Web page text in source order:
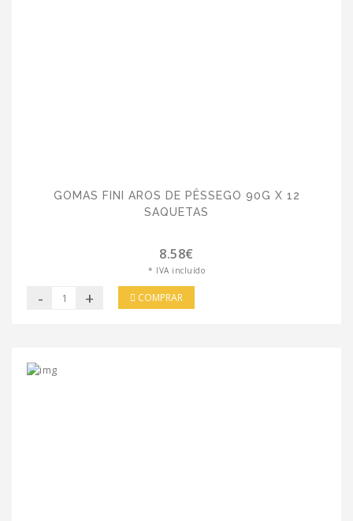
GOMAS FINI AROS DE PÊSSEGO 90G X 12
SAQUETAS
8.58€
* IVA incluído
- + COMPRAR